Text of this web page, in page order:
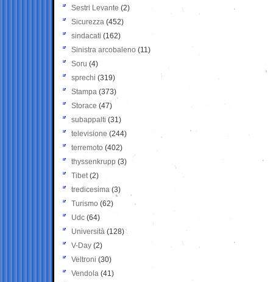
Sestri Levante (2)
Sicurezza (452)
sindacati (162)
Sinistra arcobaleno (11)
Soru (4)
sprechi (319)
Stampa (373)
Storace (47)
subappalti (31)
televisione(244)
terremoto (402)
thyssenkrupp (3)
Tibet(2)
tredicesima (3)
Turismo (62)
Udc (64)
Università (128)
V-Day (2)
Veltroni (30)
Vendola (41)